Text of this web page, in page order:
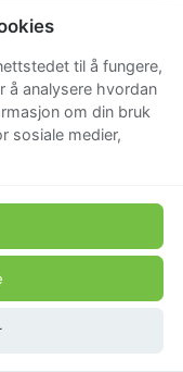
til å fungere,
å analysere hvordan
om din bruk
sosiale medier,